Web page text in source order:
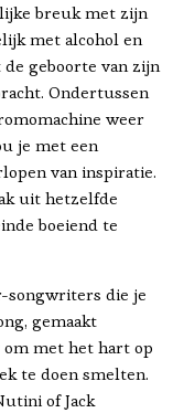
breuk met zijn
met alcohol en
geboorte van zijn
Ondertussen
weer
je met een
van inspiratie.
uit hetzelfde
boeiend te
songwriters die je
gemaakt
met het hart op
te doen smelten.
of Jack